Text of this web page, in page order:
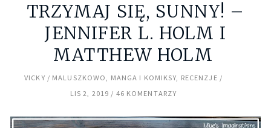
TRZYMAJ SIĘ, SUNNY! –
JENNIFER L. HOLM I
MATTHEW HOLM
VICKY MALUSZKOWO MANGA I KOMIKSY RECENZJE
LIS 2, 2019
46 KOMENTARZY